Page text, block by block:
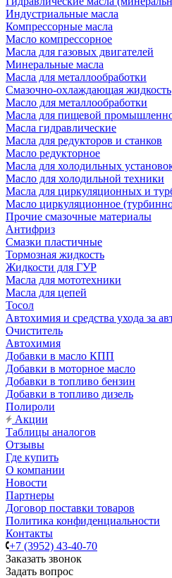
Индустриальные масла
Компрессорные масла
Масло компрессорное
Масла для газовых двигателей
Минеральные масла
Масла для металлообработки
Смазочно-охлаждающая жидкость
Масло для металлообработки
Масла для пищевой
Масла гидравлические
Масла для редукторов и станков
Масло редукторное
Масла для холодильных
Масло для холодильной техники
Масла для циркуляционных и
Масло циркуляционное
Прочие смазочные материалы
Антифриз
Смазки пластичные
Тормозная жидкость
Жидкости для ГУР
Масла для мототехники
Масла для цепей
Тосол
Автохимия и средства ухода за
Очиститель
Автохимия
Добавки в масло КПП
Добавки в моторное масло
Добавки в топливо бензин
Добавки в топливо дизель
Полироли
Акции
Таблицы аналогов
Отзывы
Где купить
О компании
Новости
Партнеры
Договор поставки товаров
Политика конфиденциальности
Контакты
+7 (3952) 43-40-70
Заказать звонок
Задать вопрос